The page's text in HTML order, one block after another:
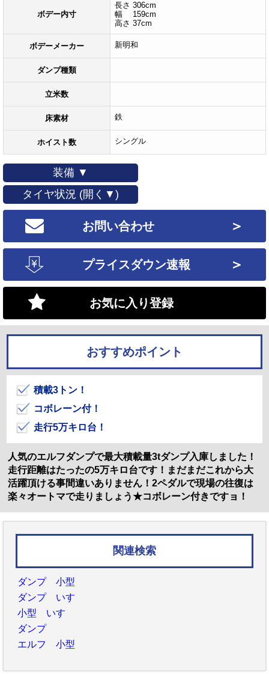
ボデー内寸
長さ 306cm
幅 159cm
高さ 37cm
ボデーメーカー 新明和
ダンプ種類
立米数
床素材 鉄
ホイスト数 シングル
装備 ▼
タイヤ状況 (開く▼)
お問い合わせ ＞
プライスダウン速報 ＞
お気に入り登録
おすすめポイント
積載3トン！
コボレーン付！
走行5万キロ台！
人気のエルフダンプで最大積載量3tダンプ入庫しました！
走行距離はたったの5万キロ台です！まだまだこれから大
活躍頂ける事間違いありません！2ペダルで現場の往復は
楽々オートマで走りましょう★コボレーン付きですョ！
関連検索
ダンプ 小型
ダンプ いすゞ
小型 いすゞ
ダンプ
エルフ 小型